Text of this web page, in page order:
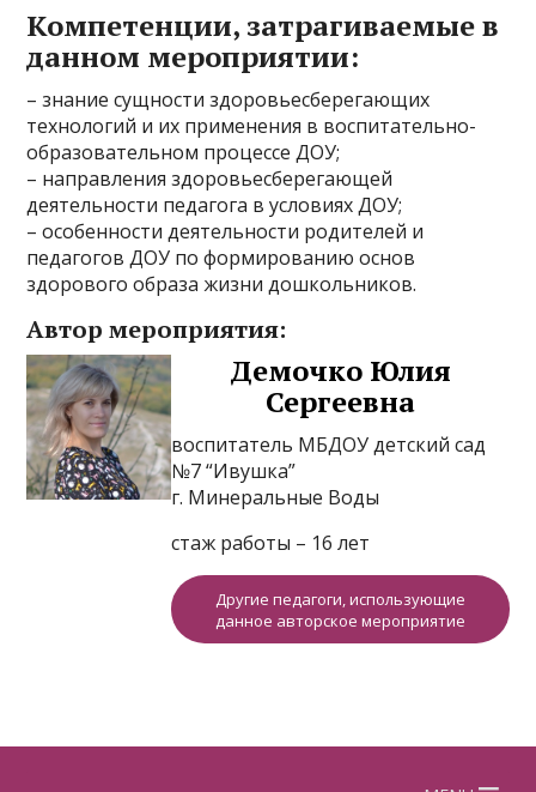
Компетенции, затрагиваемые в
данном мероприятии:
– знание сущности здоровьесберегающих
технологий и их применения в воспитательно-
образовательном процессе ДОУ;
– направления здоровьесберегающей
деятельности педагога в условиях ДОУ;
– особенности деятельности родителей и
педагогов ДОУ по формированию основ
здорового образа жизни дошкольников.
Автор мероприятия:
Демочко Юлия
Сергеевна
воспитатель МБДОУ детский сад
№7 “Ивушка”
г. Минеральные Воды
стаж работы – 16 лет
Другие педагоги, использующие
данное авторское мероприятие